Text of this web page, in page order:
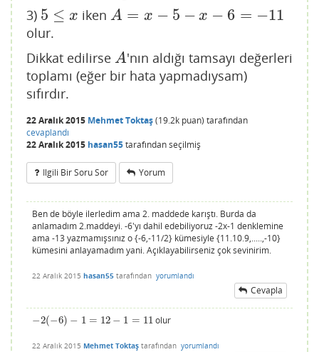
3) 5 ≤ x
5 ≤x ikenA = x − 5 − x − 6 = −11
A= x− 5− x−6= −11
olur.
Dikkat edilirse A
A 'nın aldığı tamsayı değerleri
toplamı (eğer bir hata yapmadıysam)
sıfırdır.
22 Aralık 2015 Mehmet Toktaş(19.2k puan) tarafından
cevaplandı
22 Aralık 2015 hasan55tarafındanseçilmiş
Ilgili Bir Soru Sor Yorum
Ben de böyle ilerledim ama 2. maddede karıştı. Burda da
anlamadım 2.maddeyi. -6'yı dahil edebiliyoruz -2x-1 denklemine
ama -13 yazmamışsınız o {-6,-11/2} kümesiyle {11.10.9,.....,-10}
kümesini anlayamadım yani. Açıklayabilirseniz çok sevinirim.
22 Aralık 2015 hasan55 tarafından yorumlandı
Cevapla
−2(−6) − 1 = 12 − 1 = 11
−2(−6)−1 =12− 1= 11 olur
22 Aralık 2015 Mehmet Toktaş tarafından yorumlandı